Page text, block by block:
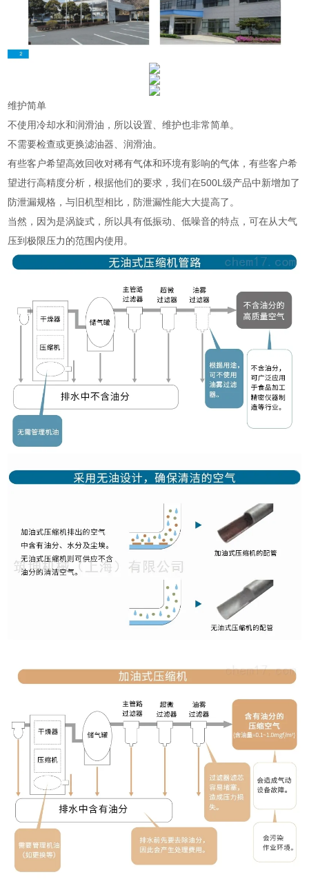
维护简单
不使用冷却水和润滑油，所以设置、维护也非常简单。
不需要检查或更换滤油器、润滑油。
有些客户希望高效回收对稀有气体和环境有影响的气体，有些客户希
望进行高精度分析，根据他们的要求，我们在500L级产品中新增加了
防泄漏规格，与旧机型相比，防泄漏性能大大提高了。
当然，因为是涡旋式，所以具有低振动、低噪音的特点，可在从大气
压到极限压力的范围内使用。